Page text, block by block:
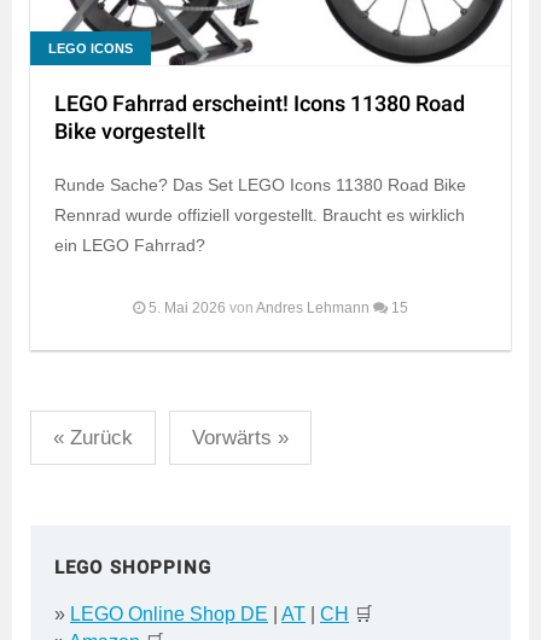
LEGO ICONS
LEGO Fahrrad erscheint! Icons 11380 Road
Bike vorgestellt
Runde Sache? Das Set LEGO Icons 11380 Road Bike
Rennrad wurde offiziell vorgestellt. Braucht es wirklich
ein LEGO Fahrrad?
5. Mai 2026 von Andres Lehmann 15
Seitennummerierung
der
« Zurück Vorwärts »
LEGO SHOPPING
» LEGO Online Shop DE AT CH 🛒